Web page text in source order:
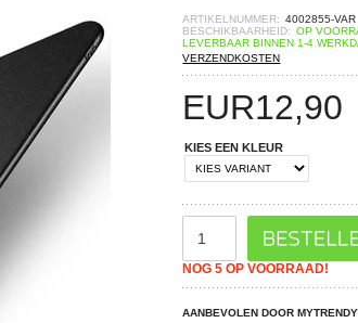
ARTIKELNUMMER: 4002855-VAR
BESCHIKBAARHEID: OP
LEVERBAAR BINNEN 1-4
VERZENDKOSTEN
EUR12,90
KIES EEN KLEUR
NOG 5 OP VOORRAAD!
AANBEVOLEN DOOR